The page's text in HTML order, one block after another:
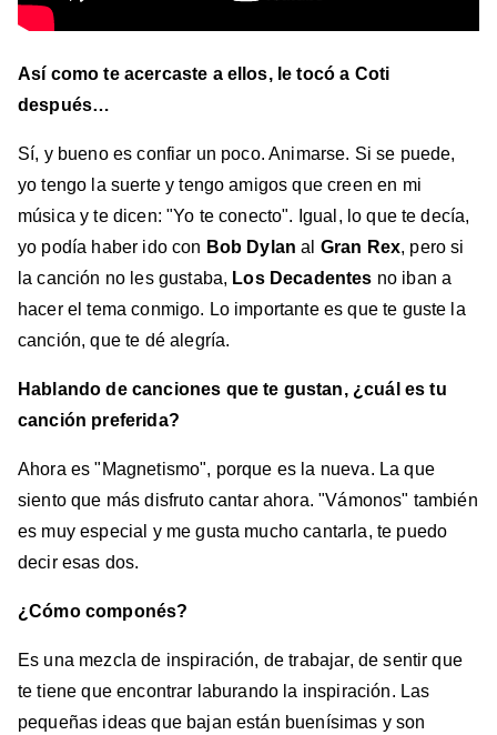
Así como te acercaste a ellos, le tocó a Coti
después…
Sí, y bueno es confiar un poco. Animarse. Si se puede,
yo tengo la suerte y tengo amigos que creen en mi
música y te dicen: "Yo te conecto". Igual, lo que te decía,
yo podía haber ido con Bob Dylanal Gran Rex, pero si
la canción no les gustaba, Los Decadentes no iban a
hacer el tema conmigo. Lo importante es que te guste la
canción, que te dé alegría.
Hablando de canciones que te gustan, ¿cuál es tu
canción preferida?
Ahora es "Magnetismo", porque es la nueva. La que
siento que más disfruto cantar ahora. "Vámonos" también
es muy especial y me gusta mucho cantarla, te puedo
decir esas dos.
¿Cómo componés?
Es una mezcla de inspiración, de trabajar, de sentir que
te tiene que encontrar laburando la inspiración. Las
pequeñas ideas que bajan están buenísimas y son